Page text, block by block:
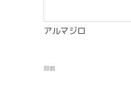
アルマジロ
辞典